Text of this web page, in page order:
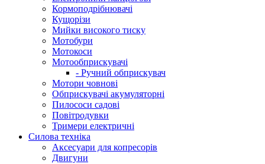
Кормоподрібнювачі
Кущорізи
Мийки високого тиску
Мотобури
Мотокоси
Мотообприскувачі
- Ручний обприскувач
Мотори човнові
Обприскувачі акумуляторні
Пилососи садові
Повітродувки
Тримери електричні
Силова техніка
Аксесуари для копресорів
Двигуни